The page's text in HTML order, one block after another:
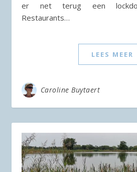
er net terug een
Restaurants…
LEES MEER
Caroline Buytaert